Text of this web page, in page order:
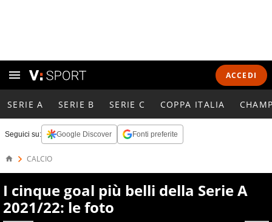
ACCEDI
SERIE A SERIE B SERIE C COPPA ITALIA
Seguici su: Google Discover Fonti preferite
CALCIO
I cinque goal più belli della Serie A
2021/22: le foto